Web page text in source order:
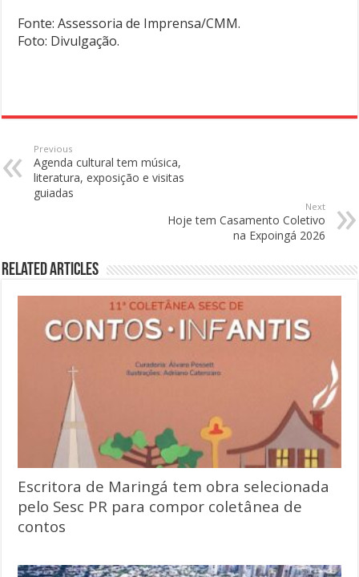
Fonte: Assessoria de Imprensa/CMM.
Foto: Divulgação.
Previous
Agenda cultural tem música,
literatura, exposição e visitas
guiadas
Next
Hoje tem Casamento Coletivo
na Expoingá 2026
Related Articles
Escritora de Maringá tem obra selecionada
pelo Sesc PR para compor coletânea de
contos